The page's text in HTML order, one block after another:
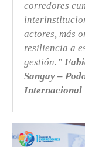
corredores
actores, más
resiliencia a
gestión.”
Sangay –
Internacional